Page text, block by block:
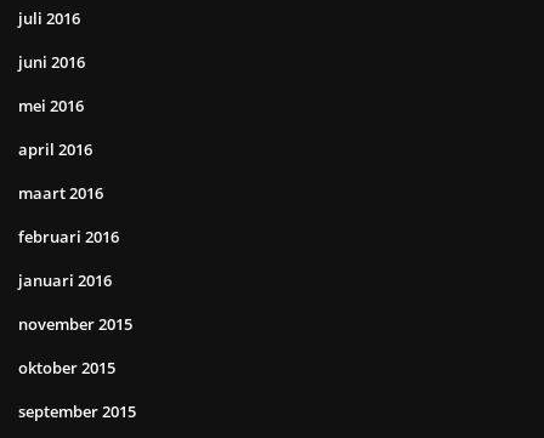
juli 2016
juni 2016
mei 2016
april 2016
maart 2016
februari 2016
januari 2016
november 2015
oktober 2015
september 2015